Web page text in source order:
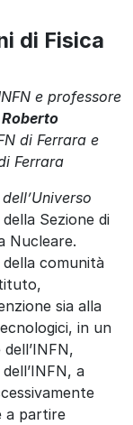
di Fisica
e professore
Roberto
di Ferrara e
Ferrara
Sezione di
Nucleare.
comunità
sia alla
in un
a
a partire